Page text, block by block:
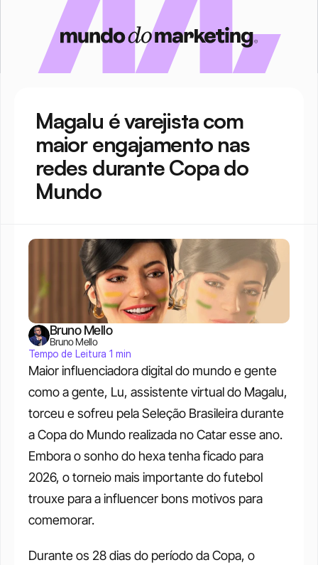
Magalu é varejista com
maior engajamento nas
redes durante Copa do
Mundo
Maior influenciadora digital do mundo e gente
como a gente, Lu, assistente virtual do Magalu,
torceu e sofreu pela Seleção Brasileira durante
a Copa do Mundo realizada no Catar esse ano.
Embora o sonho do hexa tenha ficado para
2026, o torneio mais importante do futebol
trouxe para a influencer bons motivos para
comemorar.
Durante os 28 dias do período da Copa, o
Bruno Mello
Bruno Mello
Tempo de Leitura 1 min